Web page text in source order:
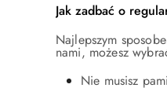
Jak zadbać o
Najlepszym
nami, możesz
Nie musisz